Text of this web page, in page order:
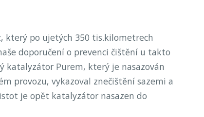
který po ujetých 350 tis.kilometrech
doporučení o prevenci čištění u takto
katalyzátor Purem, který je nasazován
provozu, vykazoval znečištění sazemi a
je opět katalyzátor nasazen do